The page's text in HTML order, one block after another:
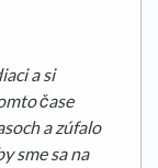
a si
čase
a zúfalo
sme sa na